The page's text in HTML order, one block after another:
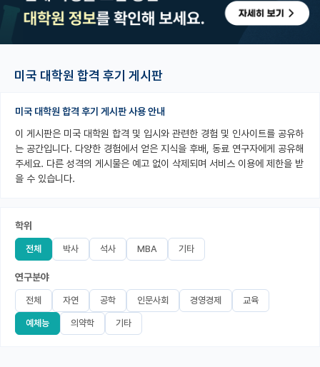
취업 게시판
PI 전용 게시판
특수/전문대학원 게시판
반도체/AI 게시판
장학금/장학생 게시판
홍보 게시판
유학교육
이벤트
미국 대학원 합격 후기 게시판
미국 대학원 합격 후기 게시판 사용 안내
이 게시판은 미국 대학원 합격 및 입시와 관련한 경험 및 인사이트를 공유하
는 공간입니다. 다양한 경험에서 얻은 지식을 후배, 동료 연구자에게 공유해
주세요. 다른 성격의 게시물은 예고 없이 삭제되며 서비스 이용에 제한을 받
을 수 있습니다.
학위
전체 박사 석사 MBA 기타
연구분야
전체 자연 공학 인문사회 경영경제 교육
예체능 의약학 기타